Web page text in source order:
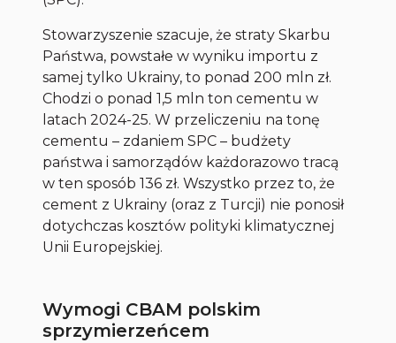
Stowarzyszenie szacuje, że straty Skarbu
Państwa, powstałe w wyniku importu z
samej tylko Ukrainy, to ponad 200 mln zł.
Chodzi o ponad 1,5 mln ton cementu w
latach 2024-25. W przeliczeniu na tonę
cementu – zdaniem SPC – budżety
państwa i samorządów każdorazowo tracą
w ten sposób 136 zł. Wszystko przez to, że
cement z Ukrainy (oraz z Turcji) nie ponosił
dotychczas kosztów polityki klimatycznej
Unii Europejskiej.
Wymogi CBAM polskim
sprzymierzeńcem